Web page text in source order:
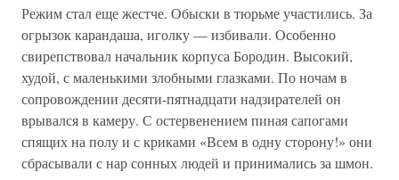
Режим стал еще жестче. Обыски в тюрьме участились. За
огрызок карандаша, иголку — избивали. Особенно
свирепствовал начальник корпуса Бородин. Высокий,
худой, с маленькими злобными глазками. По ночам в
сопровождении десяти-пятнадцати надзирателей он
врывался в камеру. С остервенением пиная сапогами
спящих на полу и с криками «Всем в одну сторону!» они
сбрасывали с нар сонных людей и принимались за шмон.